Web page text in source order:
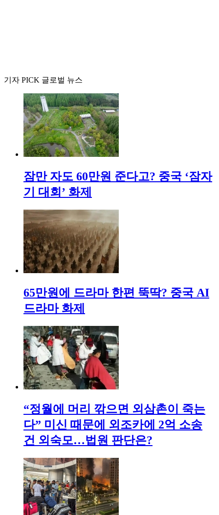
기자 PICK 글로벌 뉴스
잠만 자도 60만원 준다고? 중국 ‘잠자
기 대회’ 화제
65만원에 드라마 한편 뚝딱? 중국 AI
드라마 화제
“정월에 머리 깎으면 외삼촌이 죽는
다” 미신 때문에 외조카에 2억 소송
건 외숙모…법원 판단은?